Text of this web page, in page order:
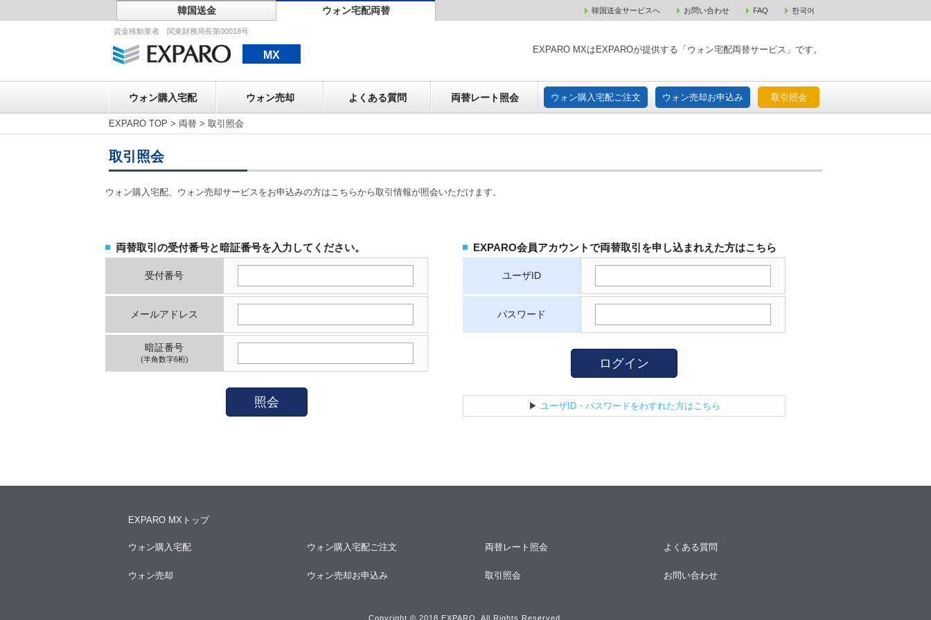
韓国送金 ウォン宅配両替 韓国送金サービスへ お問い合わせ FAQ 한국어
資金移動業者 関東財務局長第00018号
MX EXPARO MXはEXPAROが提供する「ウォン宅配両替サービス」です。
ウォン購入宅配 ウォン売却 よくある質問 両替レート照会 ウォン購入宅配ご注文 ウォン売却お申込み 取引照会
ウォン売却 ウォン購入宅配ご注文 ウォン売却お申込み 取引照会
EXPARO TOP > 両替 > 取引照会
取引照会
ウォン購入宅配、ウォン売却サービスをお申込みの方はこちらから取引情報が照会いただけます。
両替取引の受付番号と暗証番号を入力してください。
受付番号
メールアドレス
暗証番号
(半角数字6桁)
照会
EXPARO会員アカウントで両替取引を申し込まれえた方はこちら
ユーザID
パスワード
ログイン
▶ ユーザID・パスワードをわすれた方はこちら
EXPARO MXトップ
ウォン購入宅配 ウォン購入宅配ご注文 両替レート照会 よくある質問
ウォン売却 ウォン売却お申込み 取引照会 お問い合わせ
Copyright © 2018 EXPARO. All Rights Reserved.